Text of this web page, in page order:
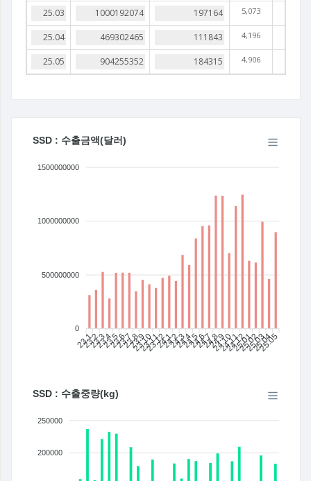
5,073
4,196
4,906
SSD : 수출금액(달러)
1500000000
1000000000
500000000
0
23.1
23.2
23.3
23.4
23.5
23.6
23.7
23.8
23.9
23.10
23.11
23.12
24.1
24.2
24.3
24.4
24.5
24.6
24.7
24.8
24.9
24.10
24.11
24.12
25.01
25.02
25.03
25.04
25.05
SSD : 수출중량(kg)
250000
200000